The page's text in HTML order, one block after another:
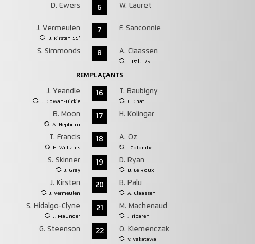
D. Ewers 6 W. Lauret
J. Vermeulen
J. Kirsten 55'
7 F. Sanconnie
S. Simmonds 8 A. Claassen
. Palu 75'
REMPLAÇANTS
J. Yeandle
L. Cowan-Dickie
16 T. Baubigny
C. Chat
B. Moon
A. Hepburn
17 H. Kolingar
T. Francis
H. Williams
18 A. Oz
. Colombe
S. Skinner
J. Gray
19 D. Ryan
B. Le Roux
J. Kirsten
J. Vermeulen
20 B. Palu
A. Claassen
S. Hidalgo-Clyne
J. Maunder
21 M. Machenaud
. Iribaren
G. Steenson 22 O. Klemenczak
V. Vakatawa